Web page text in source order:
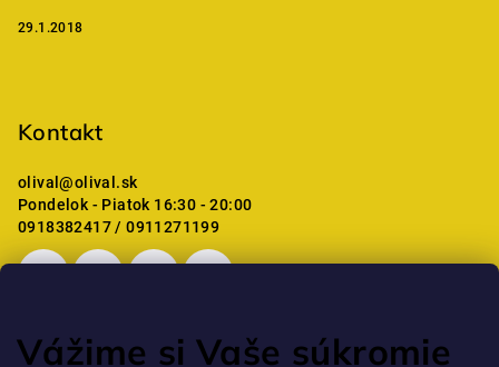
Vážime si Vaše súkromie
29.1.2018
Kontakt
olival@olival.sk
Pondelok - Piatok 16:30 - 20:00
0918382417 / 0911271199